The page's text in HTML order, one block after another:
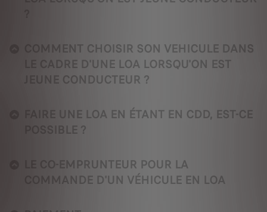
COMMENT CHOISIR SON VEHICULE DANS
LE CADRE D'UNE LOA LORSQU'ON EST
JEUNE CONDUCTEUR ?
FAIRE UNE LOA EN ÉTANT EN CDD, EST-CE
POSSIBLE ?
LE CO-EMPRUNTEUR POUR LA
COMMANDE D'UN VÉHICULE EN LOA